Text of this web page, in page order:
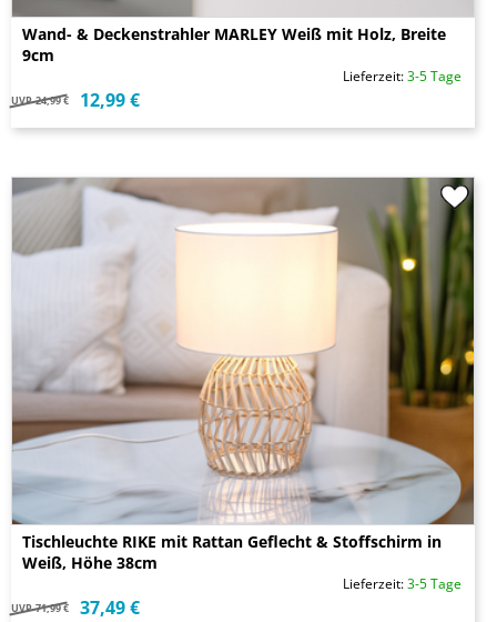
Wand- & Deckenstrahler MARLEY Weiß mit Holz, Breite
9cm
Lieferzeit:3-5 Tage
UVP 24,99 € 12,99 €
Tischleuchte RIKE mit Rattan Geflecht & Stoffschirm in
Weiß, Höhe 38cm
Lieferzeit:3-5 Tage
UVP 71,99 € 37,49 €